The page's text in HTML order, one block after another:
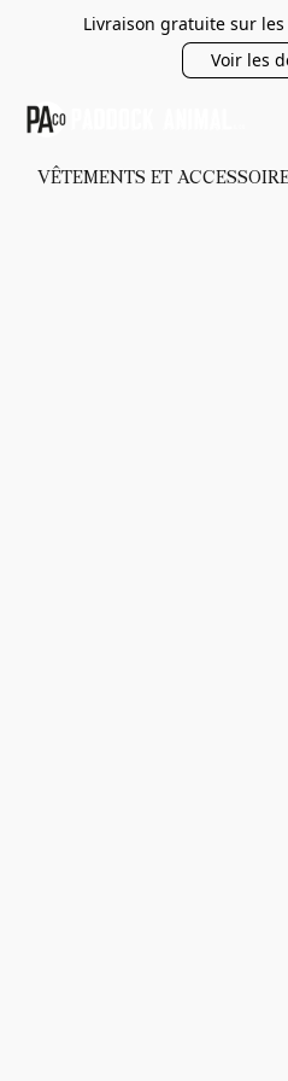
Livraison gratuite sur
Voir les
VÊTEMENTS ET